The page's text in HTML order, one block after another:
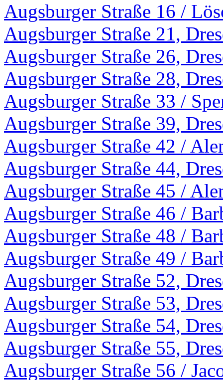
Augsburger Straße 16 /
Augsburger Straße 21,
Augsburger Straße 26,
Augsburger Straße 28,
Augsburger Straße 33 /
Augsburger Straße 39,
Augsburger Straße 42 /
Augsburger Straße 44,
Augsburger Straße 45 /
Augsburger Straße 46 /
Augsburger Straße 48 /
Augsburger Straße 49 /
Augsburger Straße 52,
Augsburger Straße 53,
Augsburger Straße 54,
Augsburger Straße 55,
Augsburger Straße 56 /